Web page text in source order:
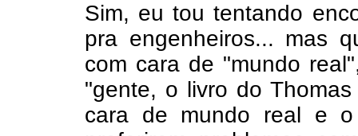
Sim, eu tou tentando
pra engenheiros... mas
com cara de "mundo
"gente, o livro do
cara de mundo real e